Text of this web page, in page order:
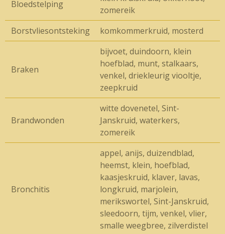
Bloedstelping
zomereik
Borstvliesontsteking
komkommerkruid, mosterd
Braken
bijvoet, duindoorn, klein
hoefblad, munt, stalkaars,
venkel, driekleurig viooltje,
zeepkruid
Brandwonden
witte dovenetel, Sint-
Janskruid, waterkers,
zomereik
Bronchitis
appel, anijs, duizendblad,
heemst, klein, hoefblad,
kaasjeskruid, klaver, lavas,
longkruid, marjolein,
merikswortel, Sint-Janskruid,
sleedoorn, tijm, venkel, vlier,
smalle weegbree, zilverdistel